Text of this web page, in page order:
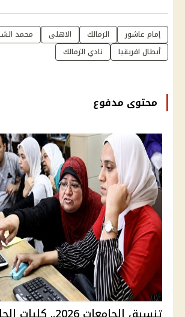
إمام عاشور الزمالك الاهلى
محمد
أبطال افريقيا
نادي الزمالك
محتوى مدفوع